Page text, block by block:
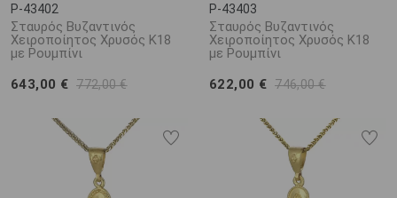
P-43402
Σταυρός Βυζαντινός
Χειροποίητος Χρυσός Κ18
με Ρουμπίνι
643,00 € 772,00 €
P-43403
Σταυρός Βυζαντινός
Χειροποίητος Χρυσός Κ18
με Ρουμπίνι
622,00 € 746,00 €